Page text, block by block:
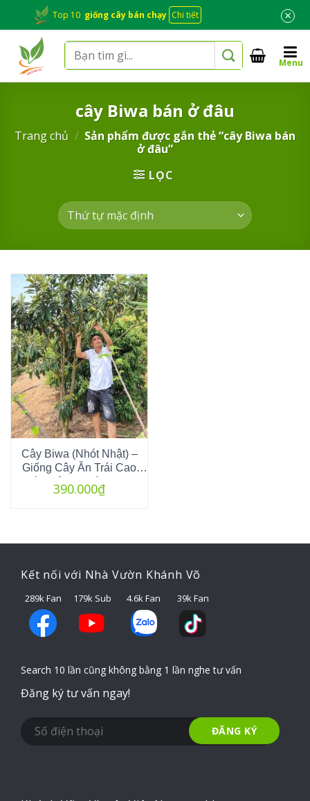
content
Top 10 giống cây bán chạy Chi tiết ×
Tìm
kiếm:
Menu
cây Biwa bán ở đâu
Trang chủ / Sản phẩm được gắn thẻ “cây Biwa bán
ở đâu”
LỌC
Cây Biwa (Nhót Nhật) –
Giống Cây Ăn Trái Cao
Cấp, Độc Lạ Dành Cho
Nhà Vườn Việt
390.000₫
Kết nối với Nhà Vườn Khánh Võ
289k Fan 179k Sub 4.6k Fan 39k Fan
Search 10 lần cũng không bằng 1 lần nghe tư vấn
Đăng ký tư vấn ngay!